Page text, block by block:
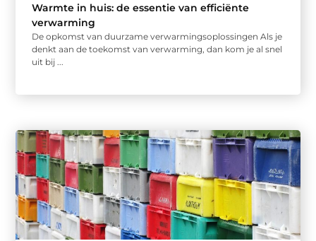
Warmte in huis: de essentie van efficiënte
verwarming
De opkomst van duurzame verwarmingsoplossingen Als je
denkt aan de toekomst van verwarming, dan kom je al snel
uit bij ...